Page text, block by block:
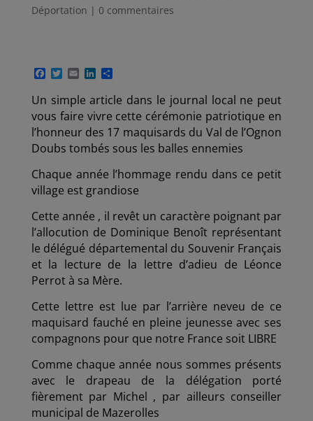
Déportation | 0 commentaires
F
c
e
b
o
o
k
T
i
t
t
e
r
E
a
i
l
L
n
k
e
d
I
n
P
r
t
a
g
e
r
Un simple article dans le journal local ne peut
vous faire vivre cette cérémonie patriotique en
l’honneur des 17 maquisards du Val de l’Ognon
Doubs tombés sous les balles ennemies
Chaque année l’hommage rendu dans ce petit
village est grandiose
Cette année , il revêt un caractère poignant par
l’allocution de Dominique Benoît représentant
le délégué départemental du Souvenir Français
et la lecture de la lettre d’adieu de Léonce
Perrot à sa Mère.
Cette lettre est lue par l’arrière neveu de ce
maquisard fauché en pleine jeunesse avec ses
compagnons pour que notre France soit LIBRE
Comme chaque année nous sommes présents
avec le drapeau de la délégation porté
fièrement par Michel , par ailleurs conseiller
municipal de Mazerolles